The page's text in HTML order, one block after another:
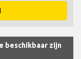
beschikbaar zijn